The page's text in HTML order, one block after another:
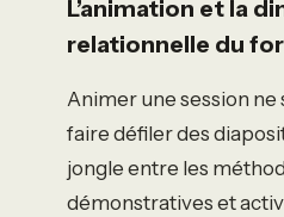
L’animation et la
relationnelle du
Animer une session ne
faire défiler des
jongle entre les
démonstratives et